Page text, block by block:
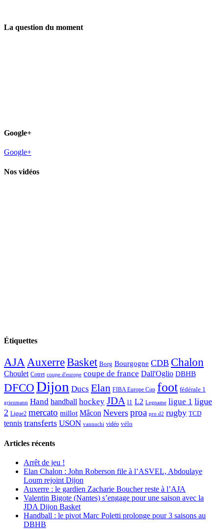
La question du moment
Google+
Google+
Nos vidéos
Étiquettes
AJAAuxerreBasket Borg Bourgogne CDB Chalon
Choulet Cotret coupe d'europe coupe de france Dall'Oglio DBHB
DFCODijon Ducs Elan FIBA Europe Cup foot fédérale 1
griezmann Hand handball hockey JDA l1 L2 Legname ligue 1 ligue
2 Ligue2 mercato millot Mâcon Nevers proa pro d2 rugby TCD
tennis transferts USON vannuchi vidéo vélo
Articles récents
Arrêt de jeu !
Elan Chalon : John Roberson file à l’ASVEL, Abdoulaye
Loum rejoint Dijon
Auxerre : le gardien Zacharie Boucher reste à l’AJA
Valentin Bigote (Nantes) s’engage pour une saison avec la
JDA Dijon Basket
Handball : le pivot Marc Poletti prolonge pour 3 saisons au
DBHB